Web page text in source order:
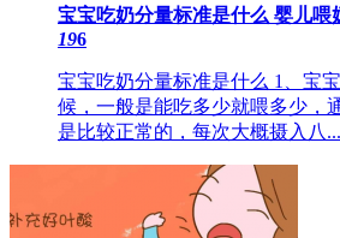
宝宝吃奶分量标准是什么 婴儿喂
196
宝宝吃奶分量标准是什么 1、宝
候，一般是能吃多少就喂多少，
是比较正常的，每次大概摄入八...